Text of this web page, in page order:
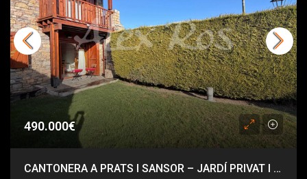
490.000€
CANTONERA A PRATS I SANSOR – JARDÍ PRIVAT I COMUNITARI